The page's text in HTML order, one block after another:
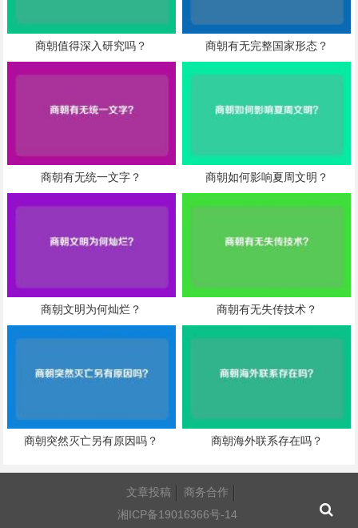
商朝值得深入研究吗？ 商朝有无完整国家形态？
商朝有无统一文字？ 商朝如何影响夏周文明？
商朝文明为何灿烂？ 商朝有无失传技术？
商朝突然灭亡另有原因吗？ 商朝海外联系存在吗？
文章投稿
商务合作
湘ICP备19016366号-14